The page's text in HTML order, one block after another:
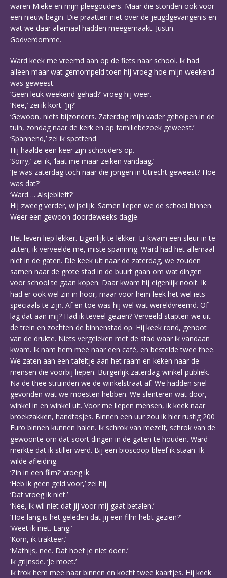
waren Mieke en mijn pleegouders. Maar die stonden ook voor
een nieuw begin. Die praatten niet over de jeugdgevangenis en
wat we daar allemaal hadden meegemaakt. Justin.
Godverdomme.
Ward keek me vreemd aan op de fiets naar school. Ik had
alleen maar wat gemompeld toen hij vroeg hoe mijn weekend
was geweest.
‘Geen leuk weekend gehad?’ vroeg hij weer.
‘Nee,’ zei ik kort. ‘Jij?’
‘Gewoon, niets bijzonders. Zaterdag mijn vader geholpen in de
tuin, zondag naar de kerk en op familiebezoek geweest.’
‘Spannend,’ zei ik spottend.
Hij haalde een keer zijn schouders op.
‘Sorry,’ zei ik, ‘laat me maar zeiken vandaag.’
‘Je was zaterdag toch naar die jongen in Utrecht geweest? Hoe
was dat?’
‘Ward…. Alsjeblieft?’
Hij zweeg verder, wijselijk. Samen liepen we de school binnen.
Weer een gewoon doordeweeks dagje.
Het leven liep lekker. Eigenlijk te lekker. Er kwam een sleur in te
zitten, ik verveelde me, miste spanning. Ward had het allemaal
niet in de gaten. Die keek uit naar de zaterdag, we zouden
samen naar de grote stad in de buurt gaan om wat dingen
voor school te gaan kopen. Daar kwam hij eigenlijk nooit. Ik
had er ook wel zin in hoor, maar voor hem leek het wel iets
speciaals te zijn. Af en toe was hij wel wat wereldvreemd. Of
lag dat aan mij? Had ik teveel gezien? Verveeld stapten we uit
de trein en zochten de binnenstad op. Hij keek rond, genoot
van de drukte. Niets vergeleken met de stad waar ik vandaan
kwam. Ik nam hem mee naar een café, en bestelde twee thee.
We zaten aan een tafeltje aan het raam en keken naar de
mensen die voorbij liepen. Burgerlijk zaterdag-winkel-publiek.
Na de thee struinden we de winkelstraat af. We hadden snel
gevonden wat we moesten hebben. We slenteren wat door,
winkel in en winkel uit. Voor me liepen mensen, ik keek naar
broekzakken, handtasjes. Binnen een uur zou ik hier rustig 200
Euro binnen kunnen halen. Ik schrok van mezelf, schrok van de
gewoonte om dat soort dingen in de gaten te houden. Ward
merkte dat ik stiller werd. Bij een bioscoop bleef ik staan. Ik
wilde afleiding.
‘Zin in een film?’ vroeg ik.
‘Heb ik geen geld voor,’ zei hij.
‘Dat vroeg ik niet.’
‘Nee, ik wil niet dat jij voor mij gaat betalen.’
‘Hoe lang is het geleden dat jij een film hebt gezien?’
‘Weet ik niet. Lang.’
‘Kom, ik trakteer.’
‘Mathijs, nee. Dat hoef je niet doen.’
Ik grijnsde. ‘Je moet.’
Ik trok hem mee naar binnen en kocht twee kaartjes. Hij keek